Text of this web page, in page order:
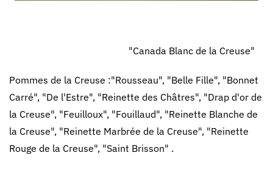
"Canada Blanc de la Creuse"
Pommes de la Creuse :"Rousseau", "Belle Fille", "Bonnet
Carré", "De l'Estre", "Reinette des Châtres", "Drap d'or de
la Creuse", "Feuilloux", "Fouillaud", "Reinette Blanche de
la Creuse", "Reinette Marbrée de la Creuse", "Reinette
Rouge de la Creuse", "Saint Brisson" .